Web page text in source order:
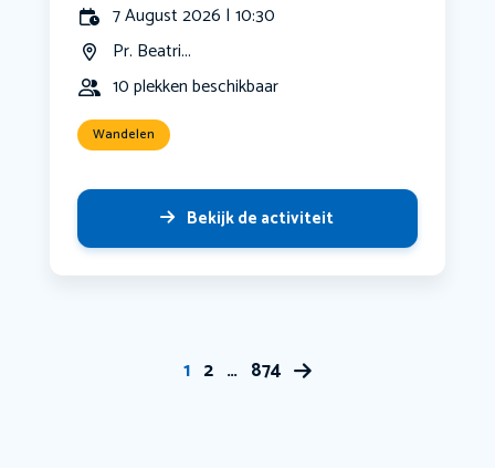
7 August 2026 | 10:30
Pr. Beatri...
10 plekken beschikbaar
Wandelen
Bekijk de activiteit
1 2 … 874